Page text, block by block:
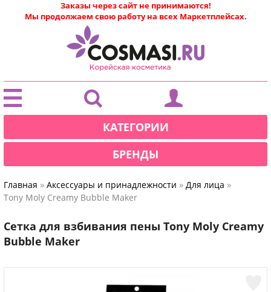
|
Заказы через сайт не принимаются!
Мы продолжаем свою работу на всех Маркетплейсах.
КАТЕГОРИИ
БРЕНДЫ
Главная » Аксессуары и принадлежности » Для лица »
Tony Moly Creamy Bubble Maker
Сетка для взбивания пены Tony Moly Creamy
Bubble Maker